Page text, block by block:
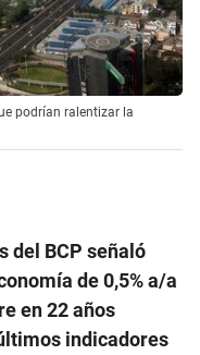
podrían ralentizar la
del BCP señaló
de 0,5% a/a
en 22 años
indicadores